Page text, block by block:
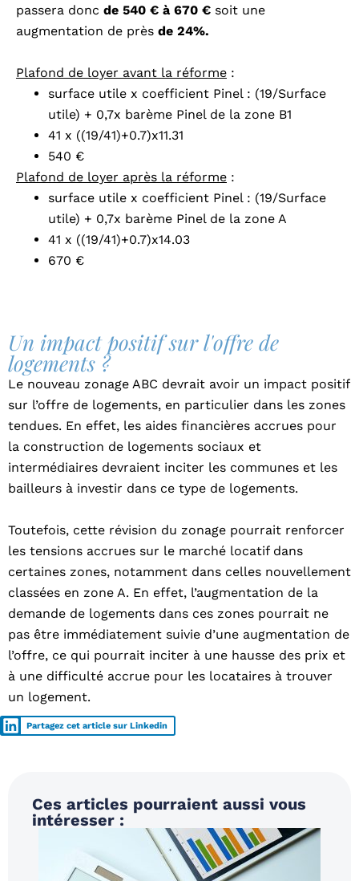
passera donc de 540 € à 670 € soit une
augmentation de près de 24%.
Plafond de loyer avant la réforme :
surface utile x coefficient Pinel : (19/Surface
utile) + 0,7x barème Pinel de la zone B1
41 x ((19/41)+0.7)x11.31
540 €
Plafond de loyer après la réforme :
surface utile x coefficient Pinel : (19/Surface
utile) + 0,7x barème Pinel de la zone A
41 x ((19/41)+0.7)x14.03
670 €
Un impact positif sur l'offre de
logements ?
Le nouveau zonage ABC devrait avoir un impact positif
sur l’offre de logements, en particulier dans les zones
tendues. En effet, les aides financières accrues pour
la construction de logements sociaux et
intermédiaires devraient inciter les communes et les
bailleurs à investir dans ce type de logements.
Toutefois, cette révision du zonage pourrait renforcer
les tensions accrues sur le marché locatif dans
certaines zones, notamment dans celles nouvellement
classées en zone A. En effet, l’augmentation de la
demande de logements dans ces zones pourrait ne
pas être immédiatement suivie d’une augmentation de
l’offre, ce qui pourrait inciter à une hausse des prix et
à une difficulté accrue pour les locataires à trouver
un logement.
Partagez cet article sur Linkedin
Ces articles pourraient aussi vous
intéresser :